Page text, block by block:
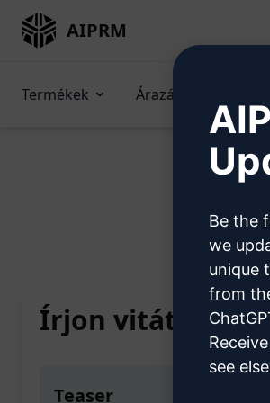
AIPRM
Termékek Árazás
Home
Írjon vitát a
Teaser
Be the
we
unique
from
see